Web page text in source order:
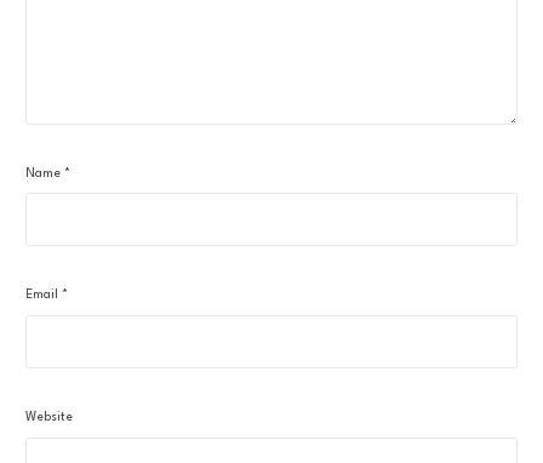
Name *
Email *
Website